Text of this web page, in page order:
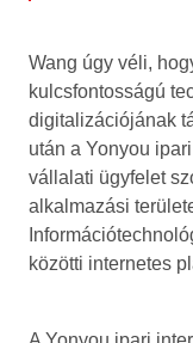
Wang úgy véli,
kulcsfontosságú
digitalizációjának
után a Yonyou
vállalati ügyfelet
alkalmazási
közötti internetes